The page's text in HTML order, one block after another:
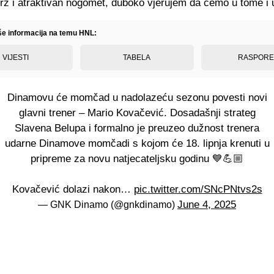
i atraktivan nogomet, duboko vjerujem da ćemo u tome i
informacija na temu HNL:
VIJESTI TABELA
Dinamovu će momčad u nadolazeću sezonu povesti novi
glavni trener – Mario Kovačević. Dosadašnji strateg
Slavena Belupa i formalno je preuzeo dužnost trenera
udarne Dinamove momčadi s kojom će 18. lipnja krenuti u
pripreme za novu natjecateljsku godinu 💙💪🏼
Kovačević dolazi nakon… pic.twitter.com/SNcPNtvs2s
— GNK Dinamo (@gnkdinamo) June 4, 2025